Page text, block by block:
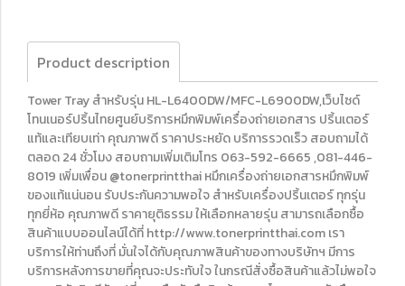
Product description
Tower Tray สำหรับรุ่น HL-L6400DW/MFC-L6900DW,เว็บไซด์
โทนเนอร์ปริ้นไทยศูนย์บริการหมึกพิมพ์เครื่องถ่ายเอกสาร ปริ้นเตอร์
แท้และเทียบเท่า คุณภาพดี ราคาประหยัด บริการรวดเร็ว สอบถามได้
ตลอด 24 ชั่วโมง สอบถามเพิ่มเติมโทร 063-592-6665 ,081-446-
8019 เพิ่มเพื่อน @tonerprintthai หมึกเครื่องถ่ายเอกสารหมึกพิมพ์
ของแท้แน่นอน รับประกันความพอใจ สำหรับเครื่องปริ้นเตอร์ ทุกรุ่น
ทุกยี่ห้อ คุณภาพดี ราคายุติธรรม ให้เลือกหลายรุ่น สามารถเลือกซื้อ
สินค้าแบบออนไลน์ได้ที่ http://www.tonerprintthai.com เรา
บริการให้ท่านถึงที่ มั่นใจได้กับคุณภาพสินค้าของทางบริษัทฯ มีการ
บริการหลังการขายที่คุณจะประทับใจ ในกรณีสั่งซื้อสินค้าแล้วไม่พอใจ